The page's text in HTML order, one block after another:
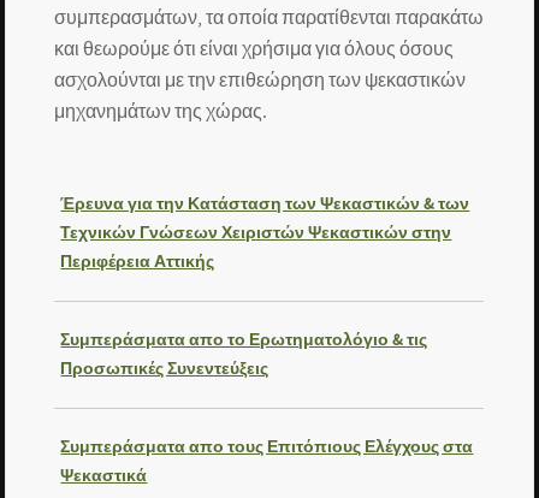
συμπερασμάτων, τα οποία παρατίθενται παρακάτω
και θεωρούμε ότι είναι χρήσιμα για όλους όσους
ασχολούνται με την επιθεώρηση των ψεκαστικών
μηχανημάτων της χώρας.
Έρευνα για την Κατάσταση των Ψεκαστικών & των
Τεχνικών Γνώσεων Χειριστών Ψεκαστικών στην
Περιφέρεια Αττικής
Συμπεράσματα απο το Ερωτηματολόγιο & τις
Προσωπικές Συνεντεύξεις
Συμπεράσματα απο τους Επιτόπιους Ελέγχους στα
Ψεκαστικά